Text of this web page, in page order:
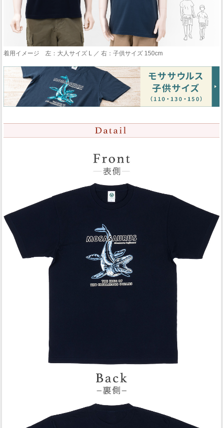
着用イメージ 左：大人サイズ L ／ 右：子供サイズ 150cm